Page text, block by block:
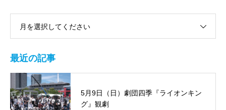
月を選択してください
最近の記事
5月9日（日）劇団四季『ライオンキン
グ』観劇